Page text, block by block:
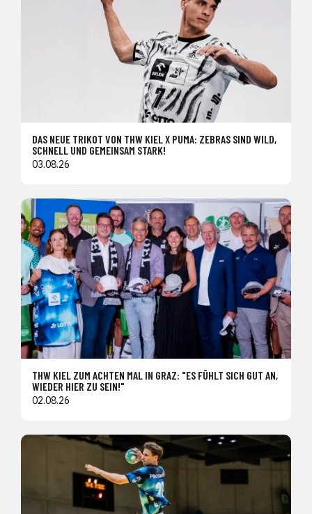
DAS NEUE TRIKOT VON THW KIEL X PUMA: ZEBRAS SIND WILD,
SCHNELL UND GEMEINSAM STARK!
03.08.26
THW KIEL ZUM ACHTEN MAL IN GRAZ: "ES FÜHLT SICH GUT AN,
WIEDER HIER ZU SEIN!"
02.08.26